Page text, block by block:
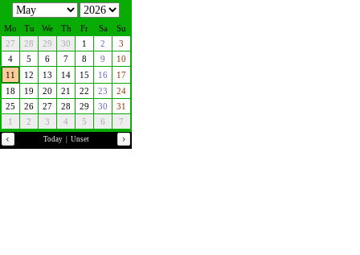
Mo Tu We Th Fr Sa
Su
27
28 29 30 1 2
3
4
5 6 7 8 9
10
11
12 13 14 15 16
17
18
19 20 21 22 23
24
25
26 27 28 29 30
31
1
2 3 4 5 6 7
Today Unset